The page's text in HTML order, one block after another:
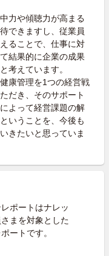
力や傾聴力が高まる
できますし、従業員
ることで、仕事に対
結果的に企業の成果
考えています。
康管理を1つの経営戦
だき、そのサポート
よって経営課題の解
いうことを、今後も
きたいと思っていま
ポートはナレッ
まを対象とした
ートです。